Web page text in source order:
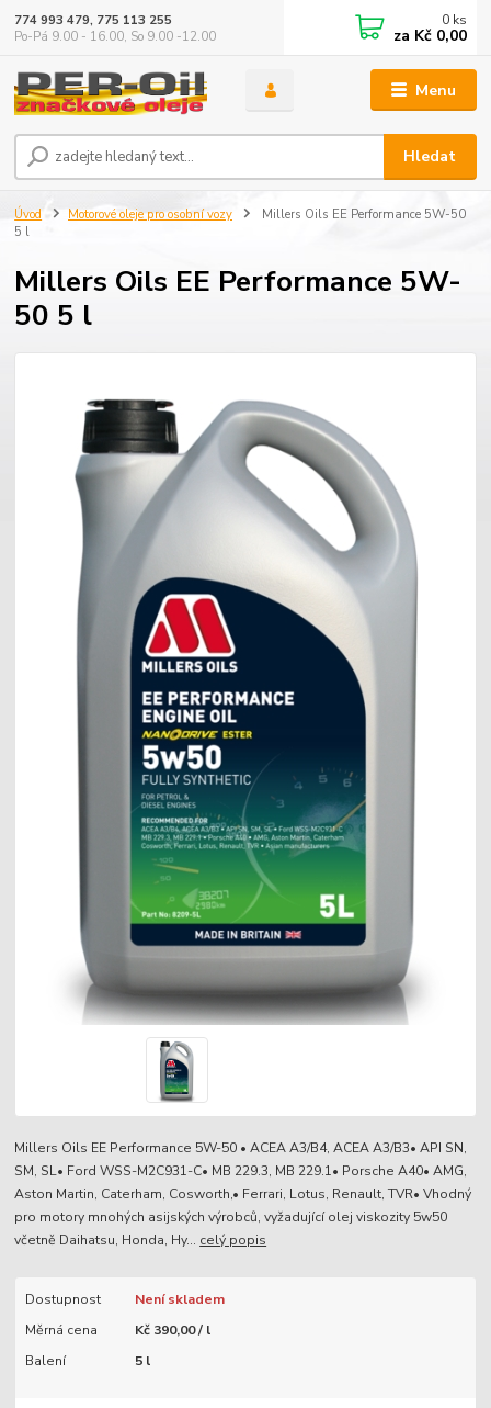
Menu
Hledat
774 993 479, 775 113 255
Po-Pá 9.00 - 16.00, So 9.00 -12.00
0 ks
za Kč 0,00
Úvod Motorové oleje pro osobní vozy
Millers Oils EE Performance 5W-50
5 l
Millers Oils EE Performance 5W-
50 5 l
Millers Oils EE Performance 5W-50 • ACEA A3/B4, ACEA A3/B3• API SN,
SM, SL• Ford WSS-M2C931-C• MB 229.3, MB 229.1• Porsche A40• AMG,
Aston Martin, Caterham, Cosworth,• Ferrari, Lotus, Renault, TVR• Vhodný
pro motory mnohých asijských výrobců, vyžadující olej viskozity 5w50
včetně Daihatsu, Honda, Hy... celý popis
Dostupnost
Není skladem
Měrná cena
Kč 390,00 / l
Balení
5 l